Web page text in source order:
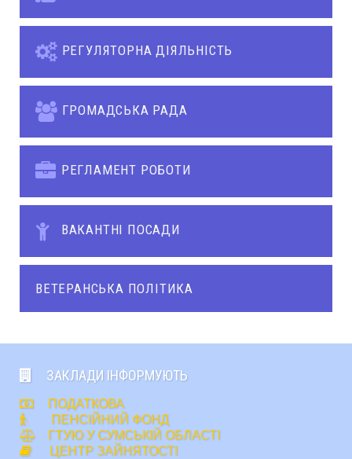
РЕГУЛЯТОРНА ДІЯЛЬНІСТЬ
ГРОМАДСЬКА РАДА
РЕГЛАМЕНТ РОБОТИ
ВАКАНТНІ ПОСАДИ
ВЕТЕРАНСЬКА ПОЛІТИКА
ЗАКЛАДИ ІНФОРМУЮТЬ
ПОДАТКОВА
ПЕНСІЙНИЙ ФОНД
ГТУЮ У СУМСЬКІЙ ОБЛАСТІ
ЦЕНТР ЗАЙНЯТОСТІ